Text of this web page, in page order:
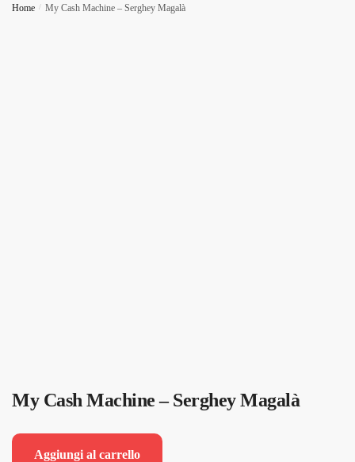
Home / My Cash Machine – Serghey Magalà
My Cash Machine – Serghey Magalà
Aggiungi al carrello